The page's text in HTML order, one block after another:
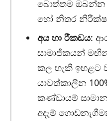
බොත්තම ඔබන්න
හෝ නිතර
අය හා රීකඩය:
සාමාජිකයන්
කල හැකි ඉහළට
යාවත්කාලීන
කණ්ඩායම්
අදැම්